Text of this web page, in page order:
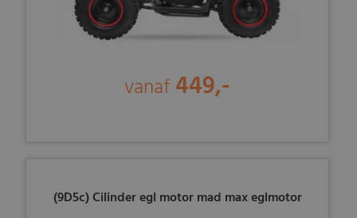
vanaf 449,-
(9D5c) Cilinder egl motor mad max eglmotor